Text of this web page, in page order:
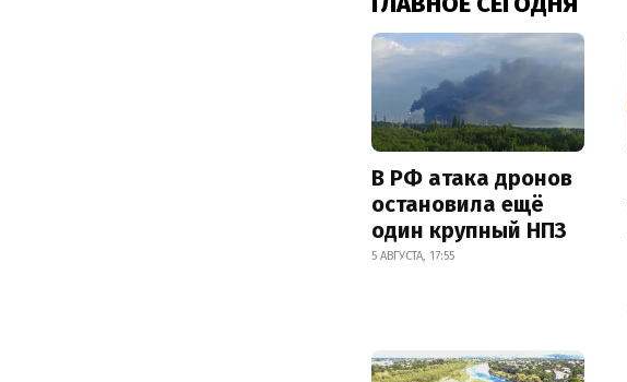
В РФ атака дронов
остановила ещё
один крупный НПЗ
5 АВГУСТА, 17:55